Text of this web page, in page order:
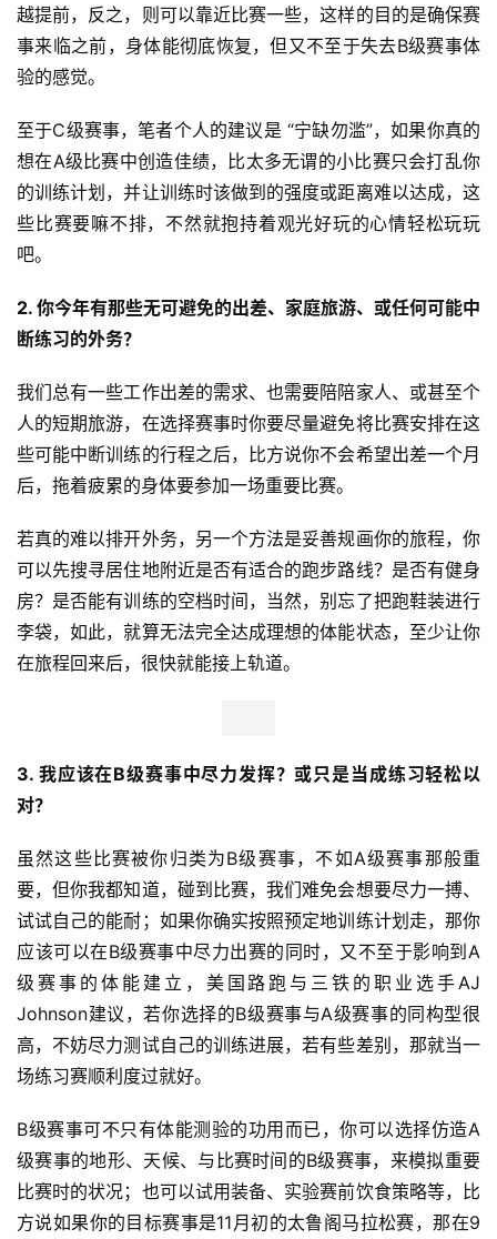
比
观
察
越提前，反之，则可以靠近比赛一些，这样的目的是确保赛
事来临之前，身体能彻底恢复，但又不至于失去B级赛事体
验的感觉。
至于C级赛事，笔者个人的建议是 “宁缺勿滥”，如果你真的
想在A级比赛中创造佳绩，比太多无谓的小比赛只会打乱你
的训练计划，并让训练时该做到的强度或距离难以达成，这
些比赛要嘛不排，不然就抱持着观光好玩的心情轻松玩玩
吧。
2. 你今年有那些无可避免的出差、家庭旅游、或任何可能中
断练习的外务？
我们总有一些工作出差的需求、也需要陪陪家人、或甚至个
人的短期旅游，在选择赛事时你要尽量避免将比赛安排在这
些可能中断训练的行程之后，比方说你不会希望出差一个月
后，拖着疲累的身体要参加一场重要比赛。
若真的难以排开外务，另一个方法是妥善规画你的旅程，你
可以先搜寻居住地附近是否有适合的跑步路线？是否有健身
房？是否能有训练的空档时间，当然，别忘了把跑鞋装进行
李袋，如此，就算无法完全达成理想的体能状态，至少让你
在旅程回来后，很快就能接上轨道。
3. 我应该在B级赛事中尽力发挥？或只是当成练习轻松以
对？
虽然这些比赛被你归类为B级赛事，不如A级赛事那般重
要，但你我都知道，碰到比赛，我们难免会想要尽力一搏、
试试自己的能耐；如果你确实按照预定地训练计划走，那你
应该可以在B级赛事中尽力出赛的同时，又不至于影响到A
级赛事的体能建立，美国路跑与三铁的职业选手AJ
Johnson建议，若你选择的B级赛事与A级赛事的同构型很
高，不妨尽力测试自己的训练进展，若有些差别，那就当一
场练习赛顺利度过就好。
B级赛事可不只有体能测验的功用而已，你可以选择仿造A
级赛事的地形、天候、与比赛时间的B级赛事，来模拟重要
比赛时的状况；也可以试用装备、实验赛前饮食策略等，比
方说如果你的目标赛事是11月初的太鲁阁马拉松赛，那在9